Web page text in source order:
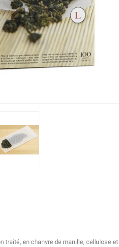
traité, en chanvre de manille, cellulose